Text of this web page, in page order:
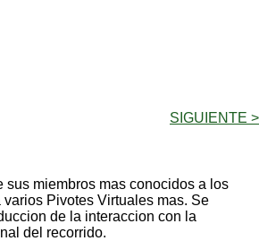
SIGUIENTE >
sus miembros mas conocidos a los
Pivotes Virtuales mas. Se
de la interaccion con la
del recorrido.